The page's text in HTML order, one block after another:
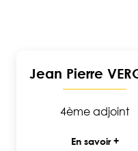
Jean Pierre
4ème adjoint
En savoir +